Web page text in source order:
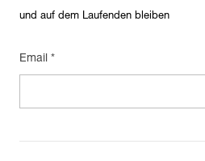
und auf dem Laufenden bleiben
Email *